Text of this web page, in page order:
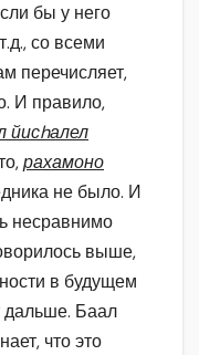
бы у него
со всеми
перечисляет,
И правило,
йисhалел
рахамоно
не было. И
несравнимо
выше,
в будущем
дальше. Баал
что это